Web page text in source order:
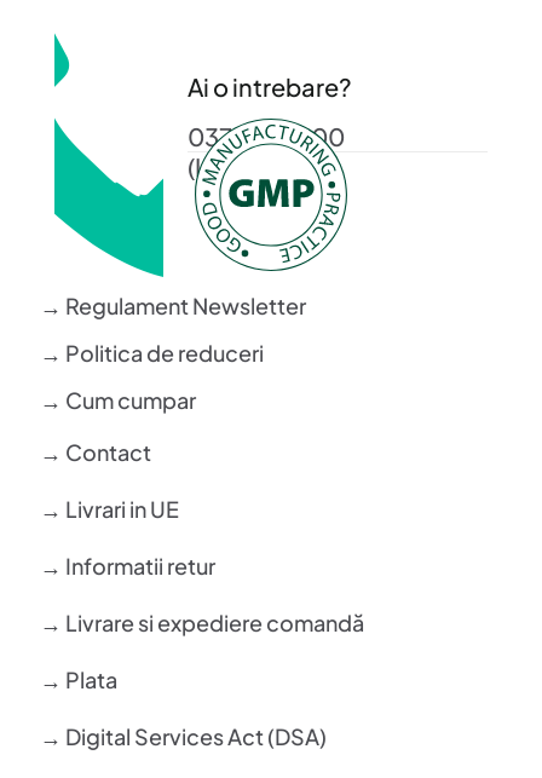
Ai o intrebare?
0372 372 200
(L-V: 08-16)
→ Regulament Newsletter
→ Politica de reduceri
→ Cum cumpar
→ Contact
→ Livrari in UE
→ Informatii retur
→ Livrare si expediere comandă
→ Plata
→ Digital Services Act (DSA)